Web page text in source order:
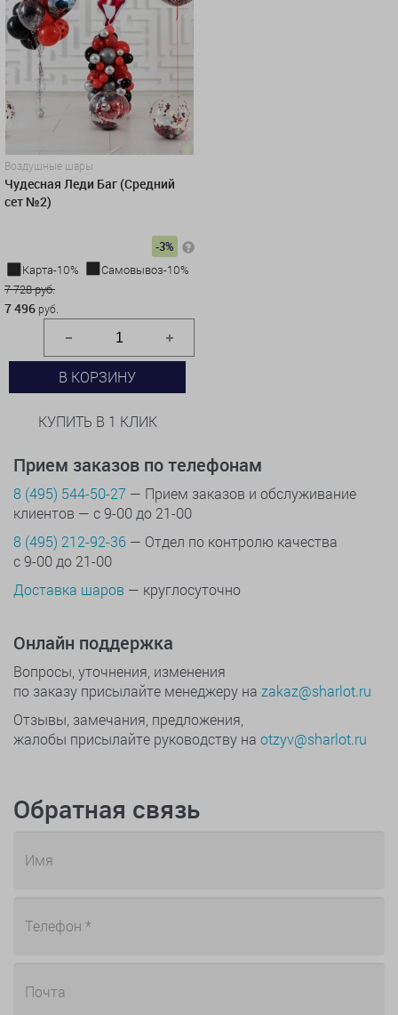
Воздушные шары
Чудесная Леди Баг (Средний
сет №2)
-3%
Карта-10%
Самовывоз-10%
7 728 руб.
7 496 руб.
В КОРЗИНУ
КУПИТЬ В 1 КЛИК
Прием заказов по телефонам
8 (495) 544-50-27 — Прием заказов и обслуживание
клиентов — с 9-00 до 21-00
8 (495) 212-92-36 — Отдел по контролю качества
с 9-00 до 21-00
Доставка шаров — круглосуточно
Онлайн поддержка
Вопросы, уточнения, изменения
по заказу присылайте менеджеру на zakaz@sharlot.ru
Отзывы, замечания, предложения,
жалобы присылайте руководству на otzyv@sharlot.ru
Обратная связь